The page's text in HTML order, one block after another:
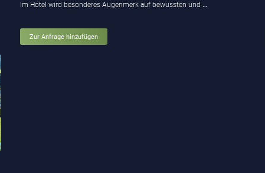
Im Hotel wird besonderes Augenmerk auf bewussten und …
Zur Anfrage hinzufügen